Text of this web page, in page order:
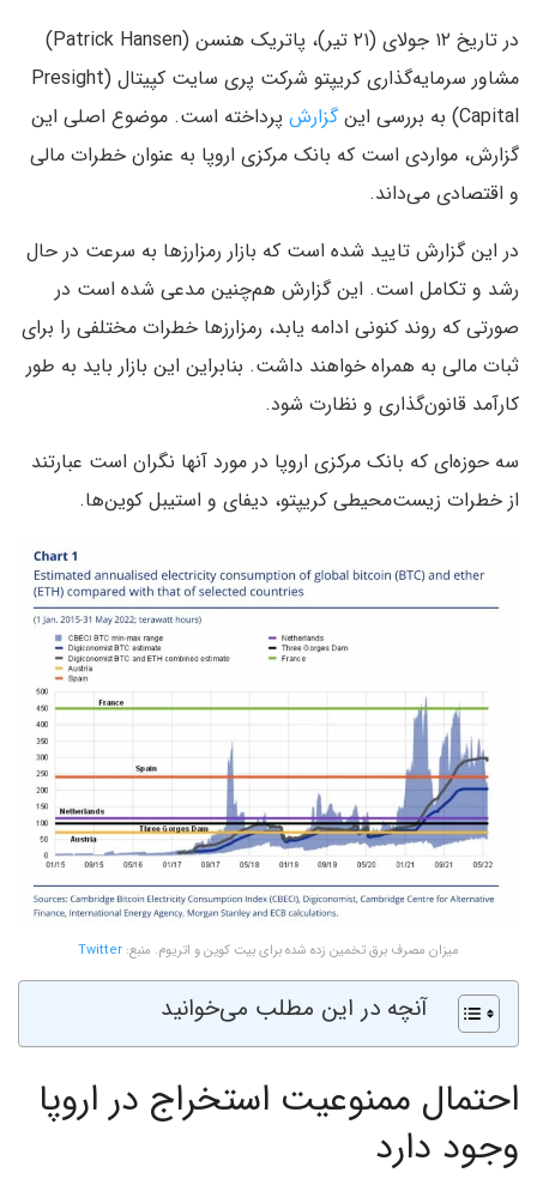
در تاریخ ۱۲ جولای (۲۱ تیر)، پاتریک هنسن (Patrick Hansen)
مشاور سرمایه‌گذاری کریپتو شرکت پری سایت کپیتال (Presight
Capital) به بررسی این
گزارش پرداخته است. موضوع اصلی این
گزارش، مواردی است که بانک مرکزی اروپا به عنوان خطرات مالی
و اقتصادی می‌داند.
در این گزارش تایید شده است که بازار رمزارزها به سرعت در حال
رشد و تکامل است. این گزارش هم‌چنین مدعی شده است در
صورتی که روند کنونی ادامه یابد، رمزارزها خطرات مختلفی را برای
ثبات مالی به همراه خواهند داشت. بنابراین این بازار باید به طور
کارآمد قانون‌گذاری و نظارت شود.
سه حوزه‌ای که بانک مرکزی اروپا در مورد آنها نگران است عبارتند
از خطرات زیست‌محیطی کریپتو، دیفای و استیبل کوین‌ها.
میزان مصرف برق تخمین زده شده برای بیت کوین و اتریوم. منبع: Twitter
آنچه در این مطلب می‌خوانید
احتمال ممنوعیت استخراج در اروپا
وجود دارد